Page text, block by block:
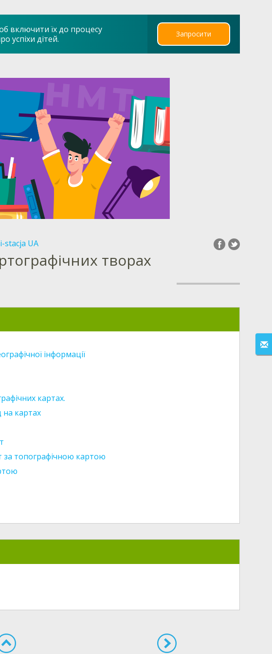
включити їх до процесу
успіхи дітей.
Запросити
stacja UA
творах
інформації
картах.
на картах
за топографічною картою